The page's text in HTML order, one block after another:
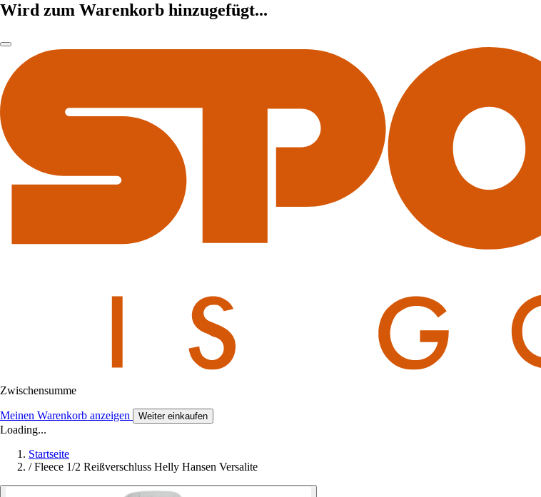
Wird zum Warenkorb hinzugefügt...
Zwischensumme
Meinen Warenkorb anzeigen Weiter einkaufen
Loading...
Startseite
/ Fleece 1/2 Reißverschluss Helly Hansen Versalite